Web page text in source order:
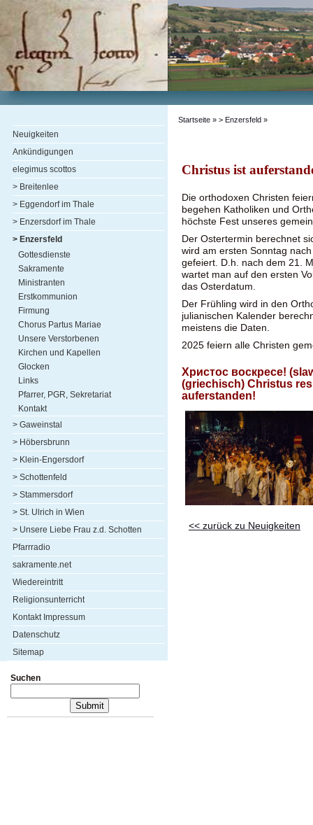
Neuigkeiten
Ankündigungen
elegimus scottos
> Breitenlee
> Eggendorf im Thale
> Enzersdorf im Thale
> Enzersfeld
Gottesdienste
Sakramente
Ministranten
Erstkommunion
Firmung
Chorus Partus Mariae
Unsere Verstorbenen
Kirchen und Kapellen
Glocken
Links
Pfarrer, PGR, Sekretariat
Kontakt
> Gaweinstal
> Höbersbrunn
> Klein-Engersdorf
> Schottenfeld
> Stammersdorf
> St. Ulrich in Wien
> Unsere Liebe Frau z.d. Schotten
Pfarrradio
sakramente.net
Wiedereintritt
Religionsunterricht
Kontakt Impressum
Datenschutz
Sitemap
Suchen
Startseite » > Enzersfeld »
Christus ist
Die orthodoxen Christen
begehen Katholiken und
höchste Fest unseres
Der Ostertermin berechnet
wird am ersten Sonntag
gefeiert. D.h. nach dem 21.
wartet man auf den ersten
das Osterdatum.
Der Frühling wird in den
julianischen Kalender
meistens die Daten.
2025 feiern alle Christen
Христос воскресе!
(griechisch) Christus
auferstanden!
<< zurück zu Neuigkeiten